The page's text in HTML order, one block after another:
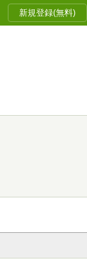
新規登録(無料)